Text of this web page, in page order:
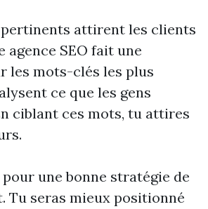
attirent les clients
agence SEO fait une
les mots-clés les plus
ce que les gens
ciblant ces mots, tu attires
pour une bonne stratégie de
Tu seras mieux positionné